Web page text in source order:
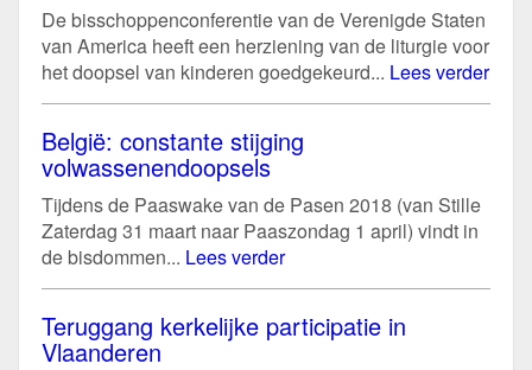
De bisschoppenconferentie van de Verenigde Staten
van America heeft een herziening van de liturgie voor
het doopsel van kinderen goedgekeurd... Lees verder
België: constante stijging
volwassenendoopsels
Tijdens de Paaswake van de Pasen 2018 (van Stille
Zaterdag 31 maart naar Paaszondag 1 april) vindt in
de bisdommen... Lees verder
Teruggang kerkelijke participatie in
Vlaanderen